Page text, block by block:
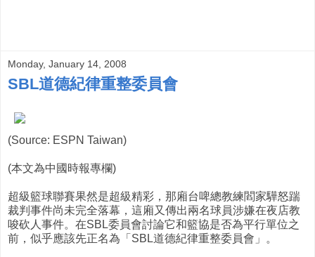
Monday, January 14, 2008
SBL道德紀律重整委員會
(Source: ESPN Taiwan)
(本文為中國時報專欄)
超級籃球聯賽果然是超級精彩，那廂台啤總教練閻家驊怒踹
裁判事件尚未完全落幕，這廂又傳出兩名球員涉嫌在夜店教
唆砍人事件。在SBL委員會討論它和籃協是否為平行單位之
前，似乎應該先正名為「SBL道德紀律重整委員會」。